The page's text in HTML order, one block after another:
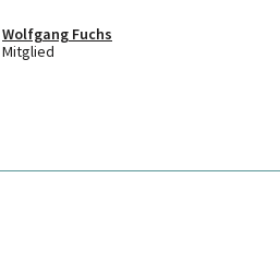
Wolfgang Fuchs
Mitglied